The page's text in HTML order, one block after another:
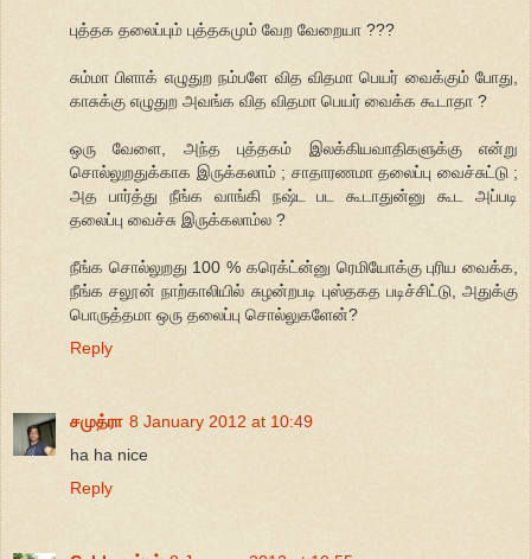
புத்தக தலைப்பும் புத்தகமும் வேற வேறையா ???
சும்மா பிளாக் எழுதுற நம்பளே வித விதமா பெயர் வைக்கும் போது,
காசுக்கு எழுதுற அவங்க வித விதமா பெயர் வைக்க கூடாதா ?
ஒரு வேளை, அந்த புத்தகம் இலக்கியவாதிகளுக்கு என்று
சொல்லுறதுக்காக இருக்கலாம் ; சாதாரணமா தலைப்பு வைச்சுட்டு ;
அத பார்த்து நீங்க வாங்கி நஷ்ட பட கூடாதுன்னு கூட அப்படி
தலைப்பு வைச்சு இருக்கலாம்ல ?
நீங்க சொல்லுறது 100 % கரெக்ட்ன்னு ரெமியோக்கு புரிய வைக்க,
நீங்க சலூன் நாற்காலியில் சுழன்றபடி புஸ்தகத படிச்சிட்டு, அதுக்கு
பொருத்தமா ஒரு தலைப்பு சொல்லுகளேன்?
Reply
சமுத்ரா 8 January 2012 at 10:49
ha ha nice
Reply